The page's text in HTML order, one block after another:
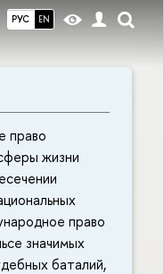
РУС EN
право
жизни
право
значимых
баталий,